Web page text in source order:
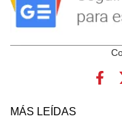
MÁS LEÍDAS